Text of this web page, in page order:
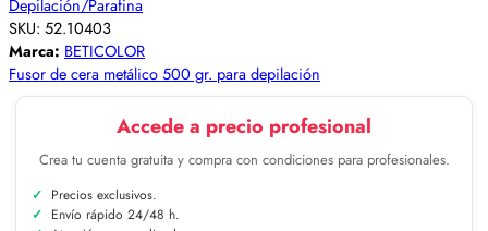
Depilación/Parafina
SKU: 52.10403
Marca: BETICOLOR
Fusor de cera metálico 500 gr. para depilación
Accede a precio profesional
Crea tu cuenta gratuita y compra con condiciones para profesionales.
Precios exclusivos.
Envío rápido 24/48 h.